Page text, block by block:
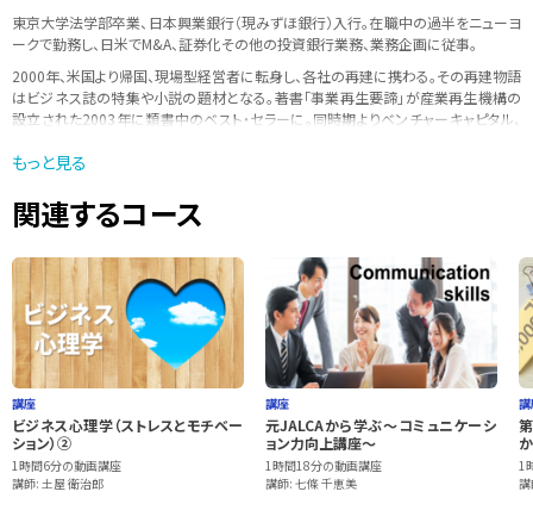
東京大学法学部卒業、日本興業銀行（現みずほ銀行）入行。在職中の過半をニューヨ
ークで勤務し、日米でM&A、証券化その他の投資銀行業務、業務企画に従事。
2000年、米国より帰国、現場型経営者に転身し、各社の再建に携わる｡その再建物語
はビジネス誌の特集や小説の題材となる。著書「事業再生要諦」が産業再生機構の
設立された2003年に類書中のベスト・セラーに。同時期よりベンチャーキャピタル、
業の顧問・役員を歴任。
もっと見る
関連するコース
講座
ビジネス心理学（ストレスとモチベー
ション）②
1時間6分の動画講座
講師: 土屋 衛治郎
講座
元JALCAから学ぶ～コミュニケーシ
ョン力向上講座～
1時間18分の動画講座
講師: 七條 千恵美
1
講